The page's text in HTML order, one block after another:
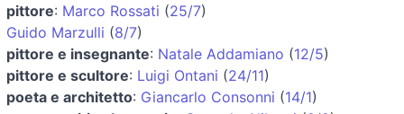
pittore: Marco Rossati (25/7)
Guido Marzulli (8/7)
pittore e insegnante: Natale Addamiano (12/5)
pittore e scultore: Luigi Ontani (24/11)
poeta e architetto: Giancarlo Consonni (14/1)